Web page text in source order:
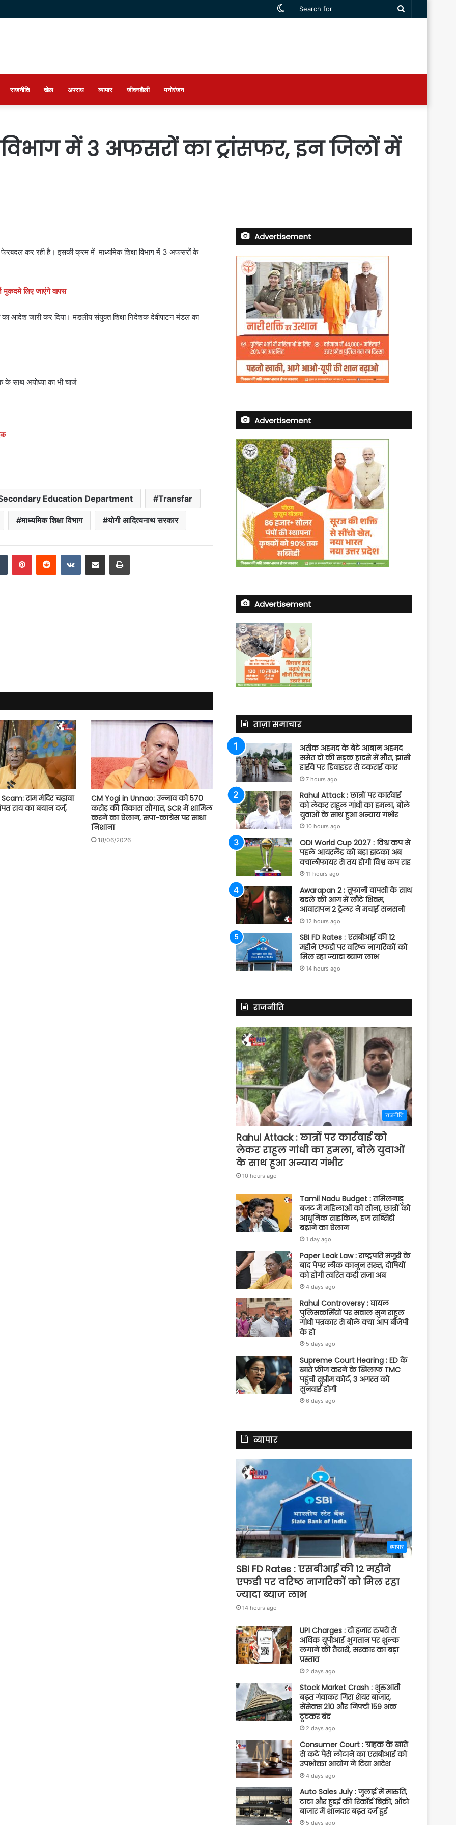
Search
Switch
राजनीति खेल अपराध व्यापार जीवनशैली मनोरंजन
विभाग में 3 अफसरों का ट्रांसफर, इन जिलों में
फेरबदल कर रही है। इसकी क्रम में माध्यमिक शिक्षा विभाग में 3 अफसरों के
मुकदमे लिए जाएंगे वापस
आदेश जारी कर दिया। मंडलीय संयुक्त शिक्षा निदेशक देवीपाटन मंडल का
के साथ अयोध्या का भी चार्ज
Education Department Transfar
माध्यमिक शिक्षा विभाग योगी आदित्यनाथ सरकार
Tumblr PinterestReddit VKontakteShare via Email Print
राम मंदिर चढ़ावा
राय का बयान दर्ज,
CM Yogi in Unnao: उन्नाव को 570
करोड़ की विकास सौगात, SCR में शामिल
करने का ऐलान, सपा-कांग्रेस पर साधा
निशाना
18/06/2026
Advertisement
Advertisement
Advertisement
ताज़ा समाचार
अतीक अहमद के बेटे आबान अहमद
समेत दो की सड़क हादसे में मौत, झांसी
हाईवे पर डिवाइडर से टकराई कार
7 hours ago
Rahul Attack : छात्रों पर कार्रवाई
को लेकर राहुल गांधी का हमला, बोले
युवाओं के साथ हुआ अन्याय गंभीर
10 hours ago
ODI World Cup 2027 : विश्व कप से
पहले आयरलैंड को बड़ा झटका अब
क्वालीफायर से तय होगी विश्व कप राह
11 hours ago
Awarapan 2 : तूफानी वापसी के साथ
बदले की आग में लौटे शिवम,
आवारापन 2 ट्रेलर ने मचाई सनसनी
12 hours ago
SBI FD Rates : एसबीआई की 12
महीने एफडी पर वरिष्ठ नागरिकों को
मिल रहा ज्यादा ब्याज लाभ
14 hours ago
राजनीति
राजनीति
Rahul Attack : छात्रों पर कार्रवाई को
लेकर राहुल गांधी का हमला, बोले युवाओं
के साथ हुआ अन्याय गंभीर
10 hours ago
Tamil Nadu Budget : तमिलनाडु
बजट में महिलाओं को सोना, छात्रों को
आधुनिक साइकिल, हज सब्सिडी
बढ़ाने का ऐलान
1 day ago
Paper Leak Law : राष्ट्रपति मंजूरी के
बाद पेपर लीक कानून सख्त, दोषियों
को होगी त्वरित कड़ी सजा अब
4 days ago
Rahul Controversy : घायल
पुलिसकर्मियों पर सवाल सुन राहुल
गांधी पत्रकार से बोले क्या आप बीजेपी
के हो
5 days ago
Supreme Court Hearing : ED के
खाते फ्रीज करने के खिलाफ TMC
पहुंची सुप्रीम कोर्ट, 3 अगस्त को
सुनवाई होगी
6 days ago
व्यापार
व्यापार
SBI FD Rates : एसबीआई की 12 महीने
एफडी पर वरिष्ठ नागरिकों को मिल रहा
ज्यादा ब्याज लाभ
14 hours ago
UPI Charges : दो हजार रुपये से
अधिक यूपीआई भुगतान पर शुल्क
लगाने की तैयारी, सरकार का बड़ा
प्रस्ताव
2 days ago
Stock Market Crash : शुरुआती
बढ़त गंवाकर गिरा शेयर बाजार,
सेंसेक्स 210 और निफ्टी 159 अंक
टूटकर बंद
2 days ago
Consumer Court : ग्राहक के खाते
से कटे पैसे लौटाने का एसबीआई को
उपभोक्ता आयोग ने दिया आदेश
4 days ago
Auto Sales July : जुलाई में मारुति,
टाटा और हुंडई की रिकॉर्ड बिक्री, ऑटो
बाजार में शानदार बढ़त दर्ज हुई
5 days ago